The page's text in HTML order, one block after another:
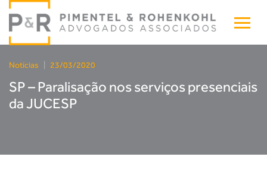
Notícias 23/03/2020
SP – Paralisação nos serviços presenciais
da JUCESP